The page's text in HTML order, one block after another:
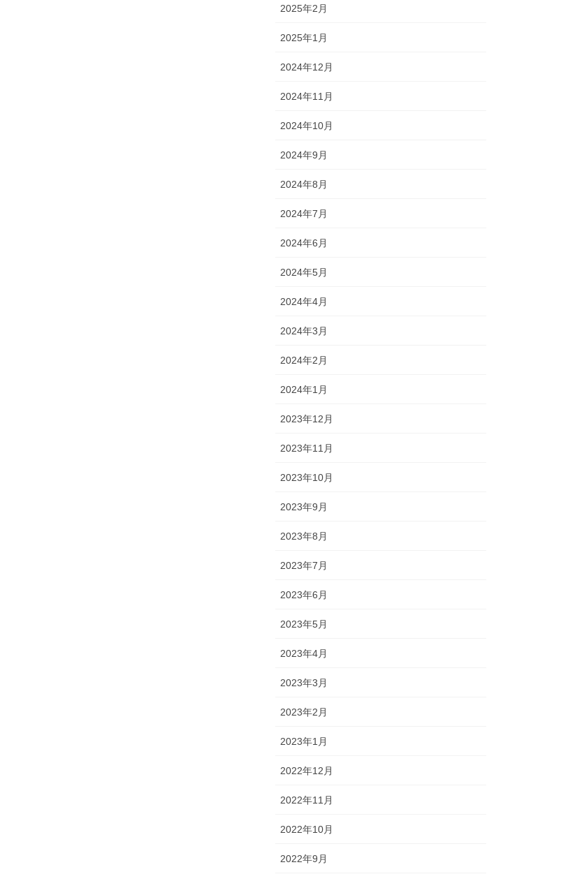
2025年2月
2025年1月
2024年12月
2024年11月
2024年10月
2024年9月
2024年8月
2024年7月
2024年6月
2024年5月
2024年4月
2024年3月
2024年2月
2024年1月
2023年12月
2023年11月
2023年10月
2023年9月
2023年8月
2023年7月
2023年6月
2023年5月
2023年4月
2023年3月
2023年2月
2023年1月
2022年12月
2022年11月
2022年10月
2022年9月